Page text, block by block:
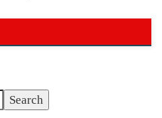
Search